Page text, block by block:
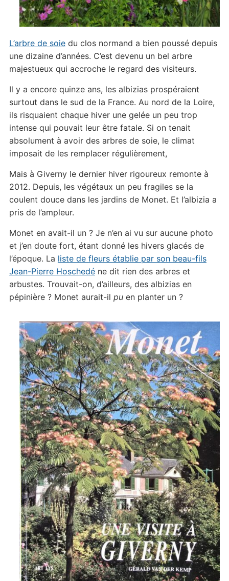
L’arbre de soiedu clos normand a bien poussé depuis
une dizaine d’années. C’est devenu un bel arbre
majestueux qui accroche le regard des visiteurs.
Il y a encore quinze ans, les albizias prospéraient
surtout dans le sud de la France. Au nord de la Loire,
ils risquaient chaque hiver une gelée un peu trop
intense qui pouvait leur être fatale. Si on tenait
absolument à avoir des arbres de soie, le climat
imposait de les remplacer régulièrement,
Mais à Giverny le dernier hiver rigoureux remonte à
2012. Depuis, les végétaux un peu fragiles se la
coulent douce dans les jardins de Monet. Et l’albizia a
pris de l’ampleur.
Monet en avait-il un ? Je n’en ai vu sur aucune photo
et j’en doute fort, étant donné les hivers glacés de
l’époque. La liste de fleurs établie par son beau-fils
Jean-Pierre Hoschedéne dit rien des arbres et
arbustes. Trouvait-on, d’ailleurs, des albizias en
pépinière ? Monet aurait-il pu en planter un ?